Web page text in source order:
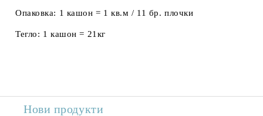
Опаковка: 1 кашон = 1 кв.м / 11 бр. плочки
Тегло: 1 кашон = 21кг
Нови продукти